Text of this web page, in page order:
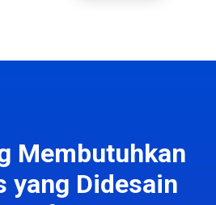
Membutuhkan
yang Didesain